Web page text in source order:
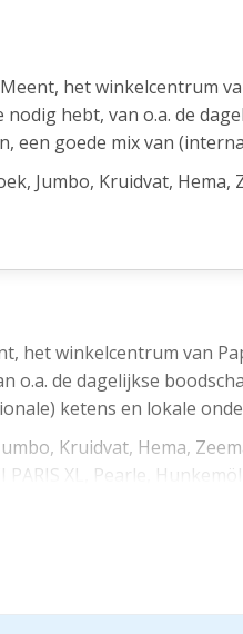
het winkelcentrum
nodig hebt, van o.a. de
een goede mix van
Jumbo, Kruidvat, Hema,
Moda, ICI PARIS XL,
en het openbaar
zijn. Daarnaast
(BIZ).
2026 bedraagt de
het winkelcentrum van
o.a. de dagelijkse
ketens en lokale
Kruidvat, Hema,
XL, Pearle,
het openbaar vervoer.